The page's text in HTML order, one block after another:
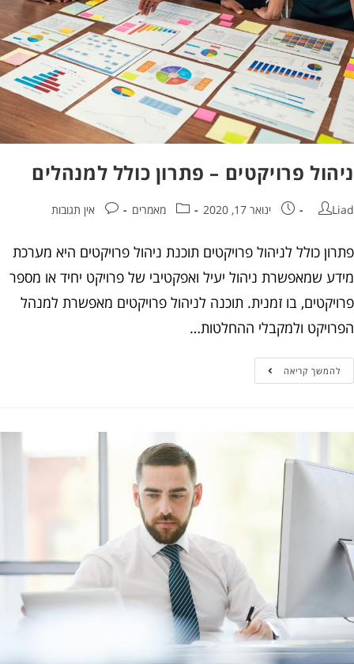
פרויקטים – פתרון כולל למנהלים
ינואר 17, 2020 מאמרים אין תגובות
כולל לניהול פרויקטים תוכנת ניהול פרויקטים היא מערכת
שמאפשרת ניהול יעיל ואפקטיבי של פרויקט יחיד או מספר
בו זמנית. תוכנה לניהול פרויקטים מאפשרת למנהל
ולמקבלי ההחלטות…
קריאה